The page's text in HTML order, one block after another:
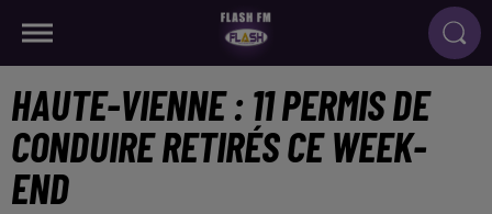
HAUTE-VIENNE : 11 PERMIS DE
CONDUIRE RETIRÉS CE WEEK-
END